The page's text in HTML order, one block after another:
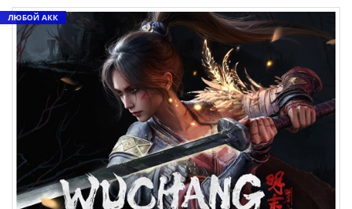
ЛЮБОЙ АКК